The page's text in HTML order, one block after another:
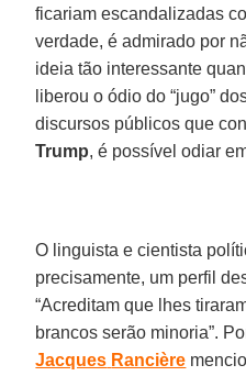
ficariam escandalizadas
verdade, é admirado por
ideia tão interessante
liberou o ódio do “jugo”
discursos públicos que
Trump, é possível odiar
O linguista e cientista
precisamente, um perfil
“Acreditam que lhes
brancos serão minoria”.
Jacques Rancière